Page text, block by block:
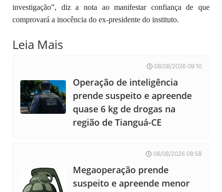
investigação”, diz a nota ao manifestar confiança de que
comprovará a inocência do ex-presidente do instituto.
Leia Mais
08/08/2026 09:10
Operação de inteligência
prende suspeito e apreende
quase 6 kg de drogas na
região de Tianguá-CE
08/08/2026 08:58
Megaoperação prende
suspeito e apreende menor